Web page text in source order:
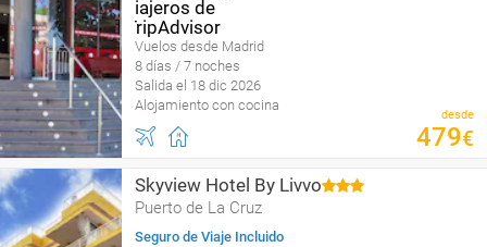
Vuelos desde Madrid
8 días / 7 noches
Salida el 18 dic 2026
Alojamiento con cocina
desde
479€
Skyview Hotel By Livvo
Puerto de La Cruz
Seguro de Viaje Incluido